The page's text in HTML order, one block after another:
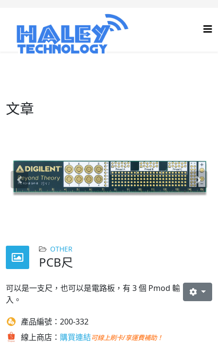
文章
Previous
OTHER
PCB尺
可以是一支尺，也可以是電路板，有 3 個 Pmod 輸
入。
產品編號：200-332
線上商店： 購買連結可線上刷卡/享運費補助！